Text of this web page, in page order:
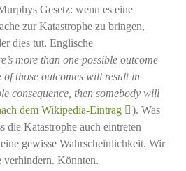
Gesetz: wenn es eine
zur Katastrophe zu bringen,
dies tut. Englische
more than one possible outcome
those outcomes will result in
consequence, then somebody will
dem Wikipedia-Eintrag
). Was
die Katastrophe auch eintreten
gewisse Wahrscheinlichkeit. Wir
verhindern. Könnten.